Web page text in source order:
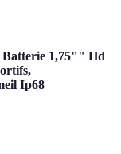
Batterie 1,75"" Hd
Ip68